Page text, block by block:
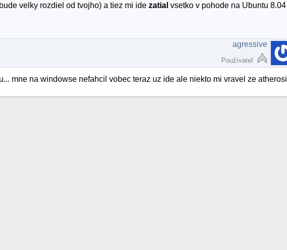
velky rozdiel od tvojho) a tiez mi idezatial vsetko v pohode na Ubuntu 8.04
agressive
Používateľ
mne na windowse nefahcil vobec teraz uz ide ale niekto mi vravel ze atherosi